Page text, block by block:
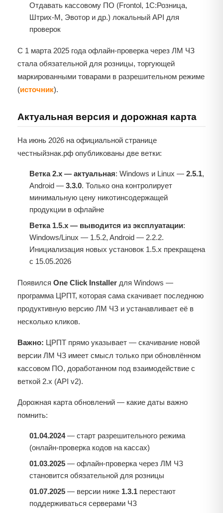
Отдавать кассовому ПО (Frontol, 1С:Розница,
Штрих-М, Эвотор и др.) локальный API для
проверок
С 1 марта 2025 года офлайн-проверка через ЛМ ЧЗ
стала обязательной для розницы, торгующей
маркированными товарами в разрешительном режиме
(источник).
Актуальная версия и дорожная карта
На июнь 2026 на официальной странице
честныйзнак.рф опубликованы две ветки:
Ветка 2.x — актуальная: Windows и Linux — 2.5.1,
Android — 3.3.0. Только она контролирует
минимальную цену никотинсодержащей
продукции в офлайне
Ветка 1.5.x — выводится из эксплуатации:
Windows/Linux — 1.5.2, Android — 2.2.2.
Инициализация новых установок 1.5.x прекращена
с 15.05.2026
Появился One Click Installer для Windows —
программа ЦРПТ, которая сама скачивает последнюю
продуктивную версию ЛМ ЧЗ и устанавливает её в
несколько кликов.
Важно: ЦРПТ прямо указывает — скачивание новой
версии ЛМ ЧЗ имеет смысл только при обновлённом
кассовом ПО, доработанном под взаимодействие с
веткой 2.x (API v2).
Дорожная карта обновлений — какие даты важно
помнить:
01.04.2024— старт разрешительного режима
(онлайн-проверка кодов на кассах)
01.03.2025 — офлайн-проверка через ЛМ ЧЗ
становится обязательной для розницы
01.07.2025 — версии ниже 1.3.1 перестают
поддерживаться серверами ЧЗ